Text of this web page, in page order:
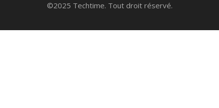
©2025 Techtime. Tout droit réservé.